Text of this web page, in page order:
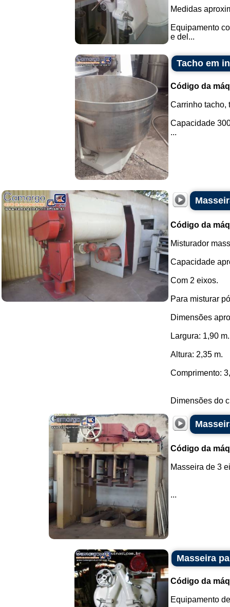
Medidas
Equipamento
e del...
Tacho em
Código da
Carrinho tacho,
Capacidade
...
Código da
Misturador
Capacidade
Com 2 eixos.
Para misturar
Dimensões
Largura: 1,90 m.
Altura: 2,35 m.
Comprimento:
Dimensões do
Código da
Masseira de 3
...
Masseira
Código da
Equipamento